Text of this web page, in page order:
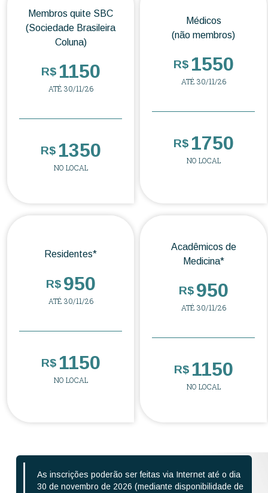
Membros quite SBC
(Sociedade Brasileira
Coluna)
R$ 1150
ATÉ 30/11/26
R$ 1350
NO LOCAL
Médicos
(não membros)
R$ 1550
ATÉ 30/11/26
R$ 1750
NO LOCAL
Residentes*
R$ 950
ATÉ 30/11/26
R$ 1150
NO LOCAL
Acadêmicos de
Medicina*
R$ 950
ATÉ 30/11/26
R$ 1150
NO LOCAL
As inscrições poderão ser feitas via Internet até o dia
30 de novembro de 2026 (mediante disponibilidade de